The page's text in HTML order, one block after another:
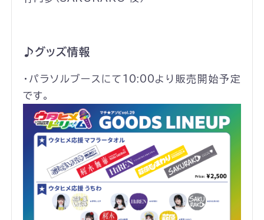
♪グッズ情報
・パラソルブースにて10:00より販売開始予定
です。